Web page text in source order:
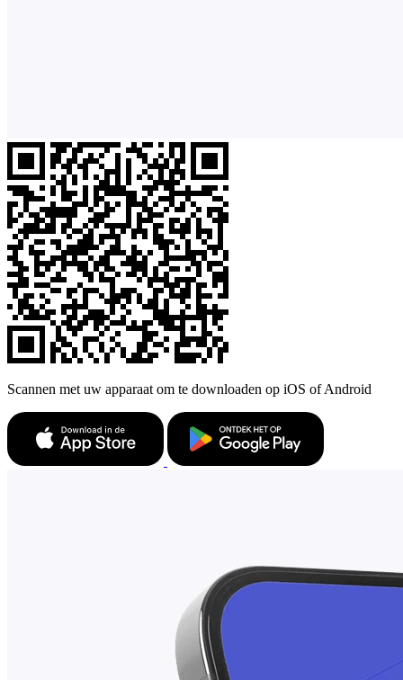
Scannen met uw apparaat om te downloaden op iOS of Android